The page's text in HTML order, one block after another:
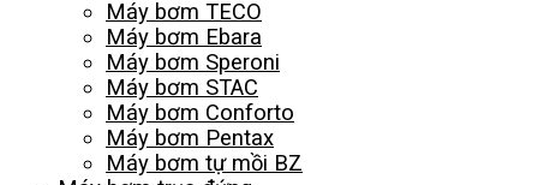
Máy bơm TECO
Máy bơm Ebara
Máy bơm Speroni
Máy bơm STAC
Máy bơm Conforto
Máy bơm Pentax
Máy bơm tự mồi BZ